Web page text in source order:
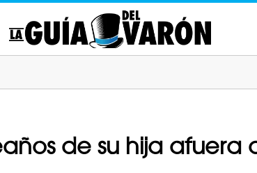
de su hija afuera